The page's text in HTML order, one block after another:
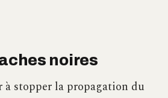
noires
à stopper la propagation du